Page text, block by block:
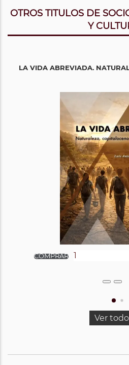
OTROS TITULOS DE
Y
LA VIDA ABREVIADA.
Ver